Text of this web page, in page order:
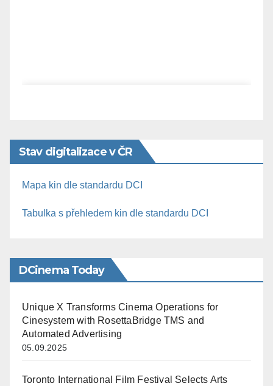
Stav digitalizace v ČR
Mapa kin dle standardu DCI
Tabulka s přehledem kin dle standardu DCI
DCinema Today
Unique X Transforms Cinema Operations for
Cinesystem with RosettaBridge TMS and
Automated Advertising
05.09.2025
Toronto International Film Festival Selects Arts